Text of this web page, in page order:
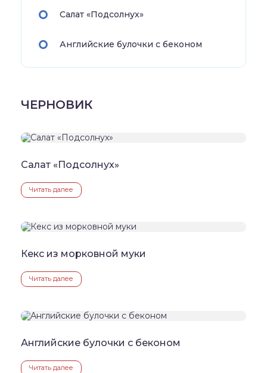
Салат «Подсолнух»
Английские булочки с беконом
ЧЕРНОВИК
Салат «Подсолнух»
Читать далее
Кекс из морковной муки
Читать далее
Английские булочки с беконом
Читать далее